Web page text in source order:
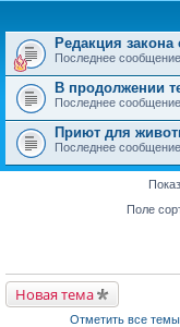
е
т
и
к
р
в
о
м
у
е
н
н
о
м
Редакция
Последнее сообщение
В продолжении
Последнее сообщение
Приют для
Последнее сообщение
Поле
Новая тема
Отметить все